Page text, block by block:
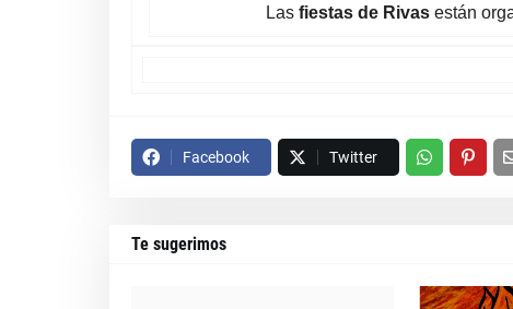
Las fiestas de Rivas están
Facebook Twitter
Te sugerimos